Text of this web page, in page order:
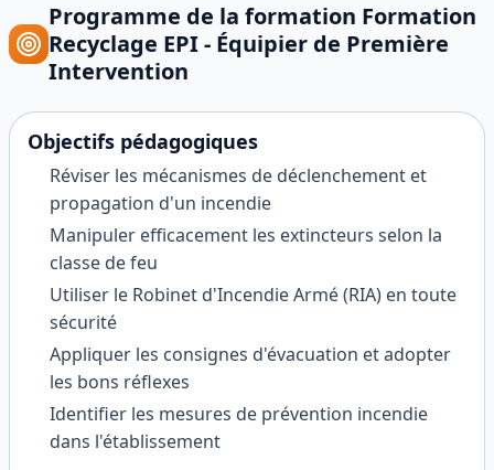
Programme de la formation Formation
Recyclage EPI - Équipier de Première
Intervention
Objectifs pédagogiques
Réviser les mécanismes de déclenchement et
propagation d'un incendie
Manipuler efficacement les extincteurs selon la
classe de feu
Utiliser le Robinet d'Incendie Armé (RIA) en toute
sécurité
Appliquer les consignes d'évacuation et adopter
les bons réflexes
Identifier les mesures de prévention incendie
dans l'établissement